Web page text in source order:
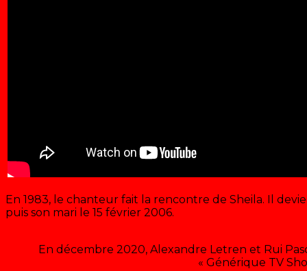
En 1983, le chanteur fait la rencontre de Sheila. Il
puis son mari le 15 février 2006.
En décembre 2020, Alexandre Letren et Rui
« Générique TV